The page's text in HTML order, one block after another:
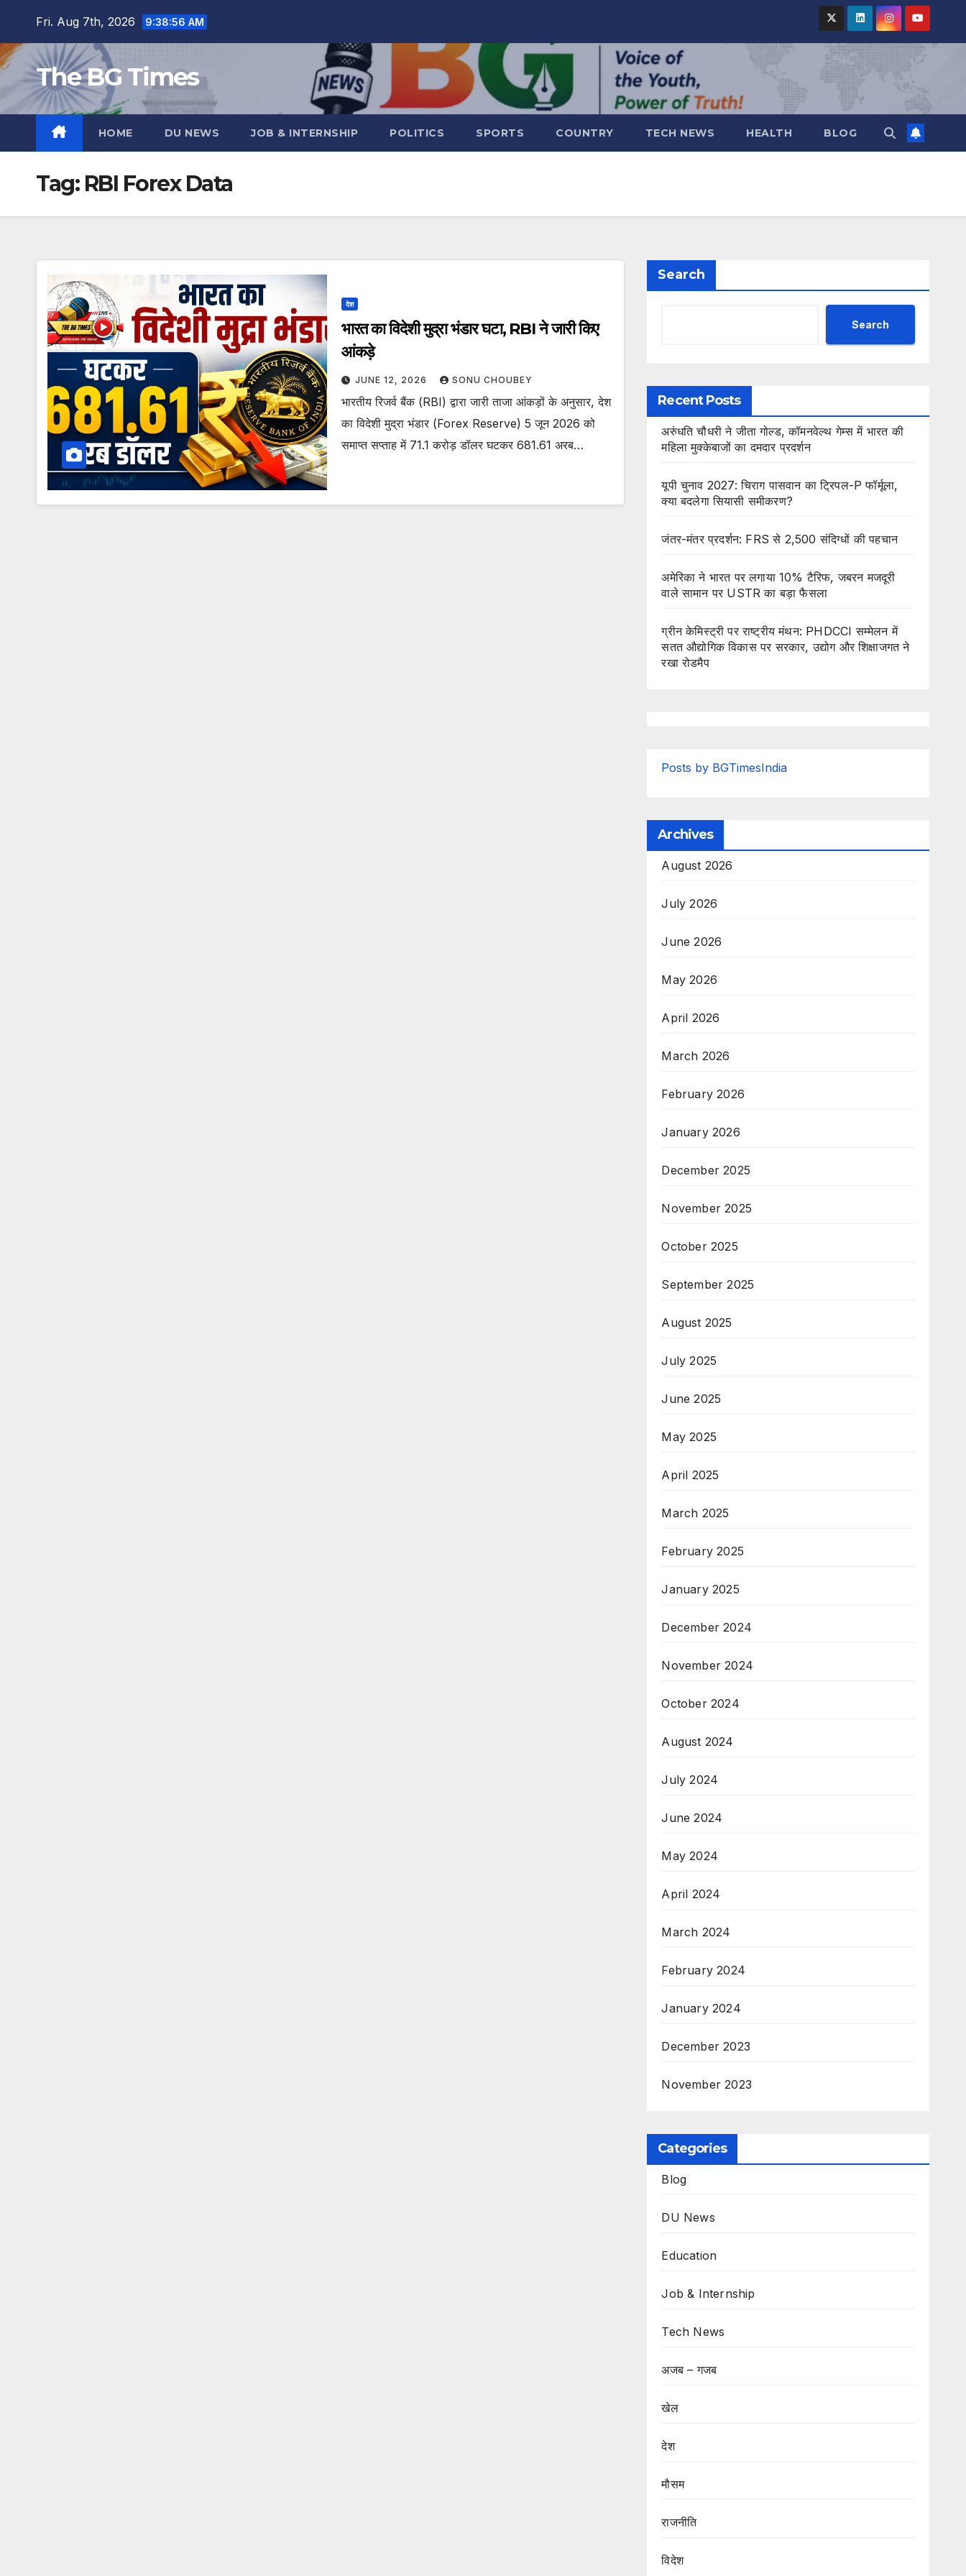
content
Fri. Aug 7th, 2026 9:38:57 AM
The BG Times
HOME DU NEWS JOB & INTERNSHIP POLITICS SPORTS COUNTRY TECH NEWS HEALTH BLOG
Tag: RBI Forex Data
देश
भारत का विदेशी मुद्रा भंडार घटा, RBI ने जारी किए
आंकड़े
JUNE 12, 2026 SONU CHOUBEY
भारतीय रिजर्व बैंक (RBI) द्वारा जारी ताजा आंकड़ों के अनुसार, देश
का विदेशी मुद्रा भंडार (Forex Reserve) 5 जून 2026 को
समाप्त सप्ताह में 71.1 करोड़ डॉलर घटकर 681.61 अरब…
Search
Search
Recent Posts
अरुंधति चौधरी ने जीता गोल्ड, कॉमनवेल्थ गेम्स में भारत की
महिला मुक्केबाजों का दमदार प्रदर्शन
यूपी चुनाव 2027: चिराग पासवान का ट्रिपल-P फॉर्मूला,
क्या बदलेगा सियासी समीकरण?
जंतर-मंतर प्रदर्शन: FRS से 2,500 संदिग्धों की पहचान
अमेरिका ने भारत पर लगाया 10% टैरिफ, जबरन मजदूरी
वाले सामान पर USTR का बड़ा फैसला
ग्रीन केमिस्ट्री पर राष्ट्रीय मंथन: PHDCCI सम्मेलन में
सतत औद्योगिक विकास पर सरकार, उद्योग और शिक्षाजगत ने
रखा रोडमैप
Posts by BGTimesIndia
Archives
August 2026
July 2026
June 2026
May 2026
April 2026
March 2026
February 2026
January 2026
December 2025
November 2025
October 2025
September 2025
August 2025
July 2025
June 2025
May 2025
April 2025
March 2025
February 2025
January 2025
December 2024
November 2024
October 2024
August 2024
July 2024
June 2024
May 2024
April 2024
March 2024
February 2024
January 2024
December 2023
November 2023
Categories
Blog
DU News
Education
Job & Internship
Tech News
अजब – गजब
खेल
देश
मौसम
राजनीति
विदेश